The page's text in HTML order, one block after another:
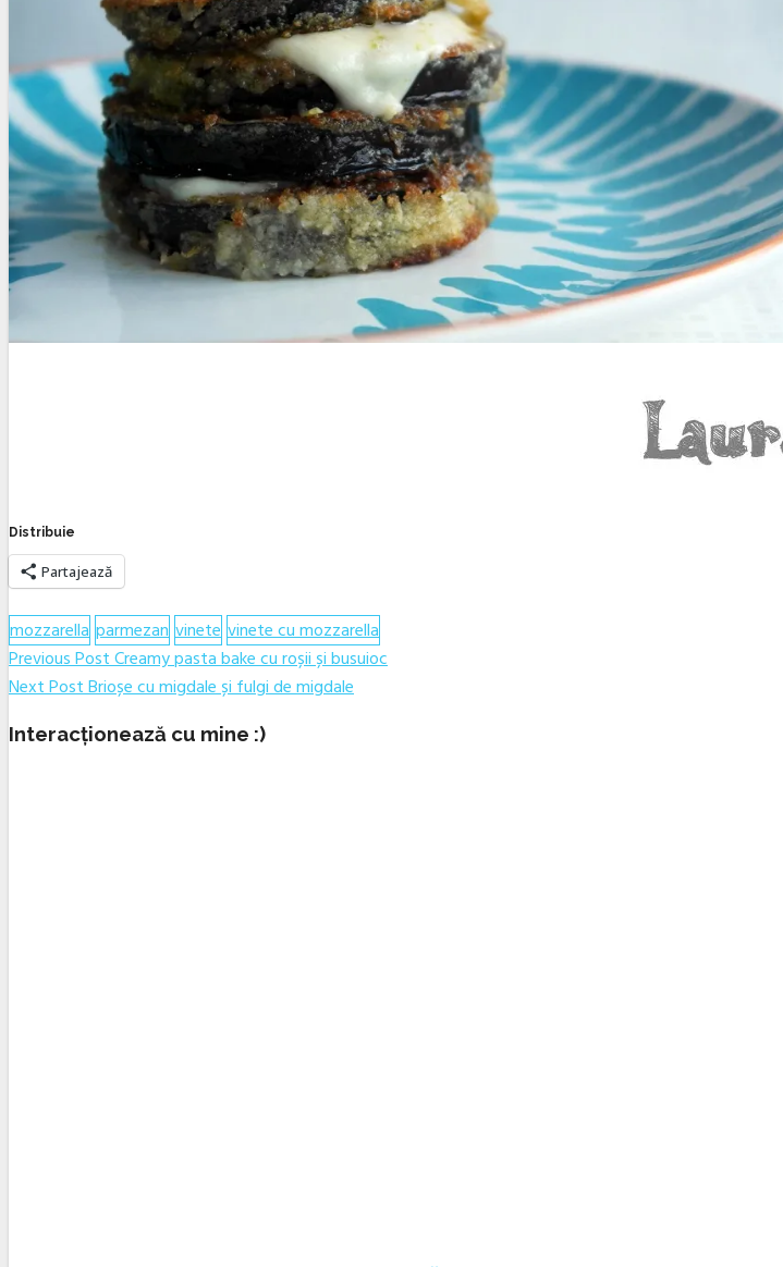
Distribuie
Partajează
mozzarella parmezan vinete vinete cu mozzarella
Navigare
în
articole
Previous PostPrevious
post:
Creamy pasta bake cu roșii și busuioc
Next PostNext
Brioșe cu migdale și fulgi de migdale
Interacționează cu mine :)